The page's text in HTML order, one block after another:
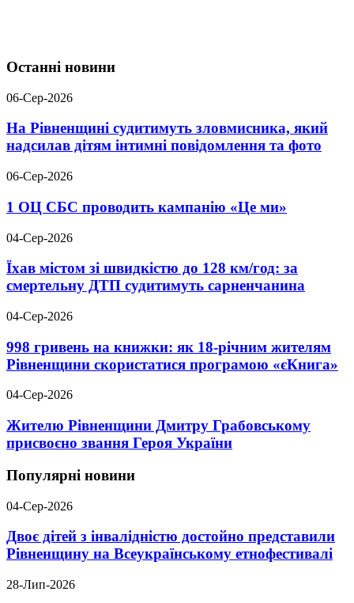
Останні новини
06-Сер-2026
На Рівненщині судитимуть зловмисника, який
надсилав дітям інтимні повідомлення та фото
06-Сер-2026
1 ОЦ СБС проводить кампанію «Це ми»
04-Сер-2026
Їхав містом зі швидкістю до 128 км/год: за
смертельну ДТП судитимуть сарненчанина
04-Сер-2026
998 гривень на книжки: як 18-річним жителям
Рівненщини скористатися програмою «єКнига»
04-Сер-2026
Жителю Рівненщини Дмитру Грабовському
присвоєно звання Героя України
Популярні новини
04-Сер-2026
Двоє дітей з інвалідністю достойно представили
Рівненщину на Всеукраїнському етнофестивалі
28-Лип-2026